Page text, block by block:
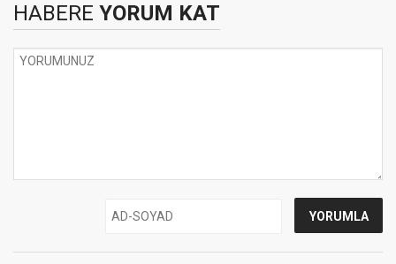
HABERE YORUM KAT